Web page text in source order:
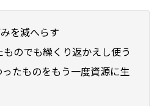
を減へらす
のでも繰くり返かえし使う
たものをもう一度資源に生